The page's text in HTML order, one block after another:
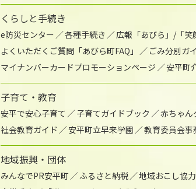
くらしと手続き
e防災センター 各種手続き 広報「あびら」/「笑
よくいただくご質問「あびら町FAQ」
ごみ分別ガ
マイナンバーカードプロモーションページ
安平町
子育て・教育
安平で安心子育て 子育てガイドブック 赤ちゃん
社会教育ガイド
安平町立早来学園 教育委員会
地域振興・団体
みんなでPR安平町 ふるさと納税 地域おこし協